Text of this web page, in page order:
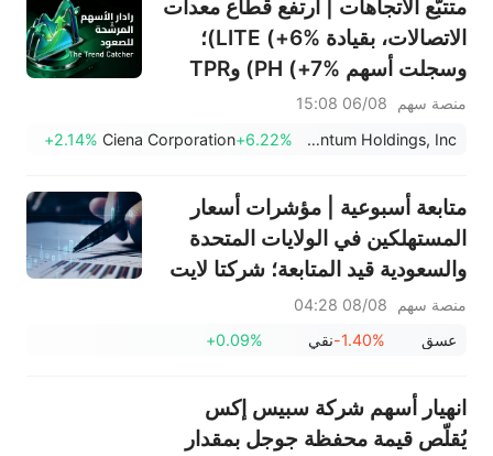
(+3.87%) وTPR (+2.8%) ضمن
خمسة أسهم تختبر مستويات
اختراق
متتبّع الاتجاهات | ارتفع قطاع معدات
الاتصالات، بقيادة LITE (+6%)؛
وسجلت أسهم PH (+7%) وTPR
(+1.8%) أعلى مستوياتها على
الإطلاق؛ كما اقتربت أسهم XOM
منصة سهم
06/08 15:08
Lumentum Holdings, Inc.
+6.22%
Ciena Corporation
+2.14%
متابعة أسبوعية | مؤشرات أسعار
المستهلكين في الولايات المتحدة
والسعودية قيد المتابعة؛ شركتا لايت
وكور تعلنان عن أرباحهما؛ فعاليات
توزيع الأرباح لشركات سابك أغري-
وسابك (2010)
منصة سهم
08/08 04:28
عسق
-1.40%نقي +0.09%
انهيار أسهم شركة سبيس إكس
يُقلّص قيمة محفظة جوجل بمقدار